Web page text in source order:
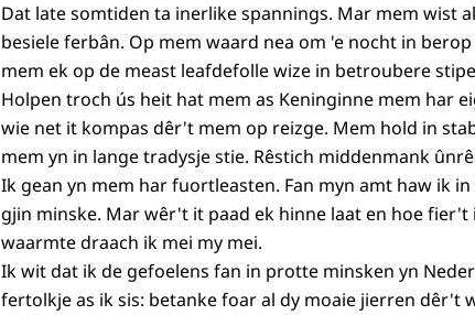
Dat late somtiden ta inerlike spannings. Mar mem wist
besiele ferbân. Op mem waard nea om 'e nocht in
mem ek op de meast leafdefolle wize in betroubere
Holpen troch ús heit hat mem as Keninginne mem har
wie net it kompas dêr't mem op reizge. Mem hold in
mem yn in lange tradysje stie. Rêstich middenmank
Ik gean yn mem har fuortleasten. Fan myn amt haw ik
gjin minske. Mar wêr't it paad ek hinne laat en hoe
waarmte draach ik mei my mei.
Ik wit dat ik de gefoelens fan in protte minsken yn
fertolkje as ik sis: betanke foar al dy moaie jierren dêr't